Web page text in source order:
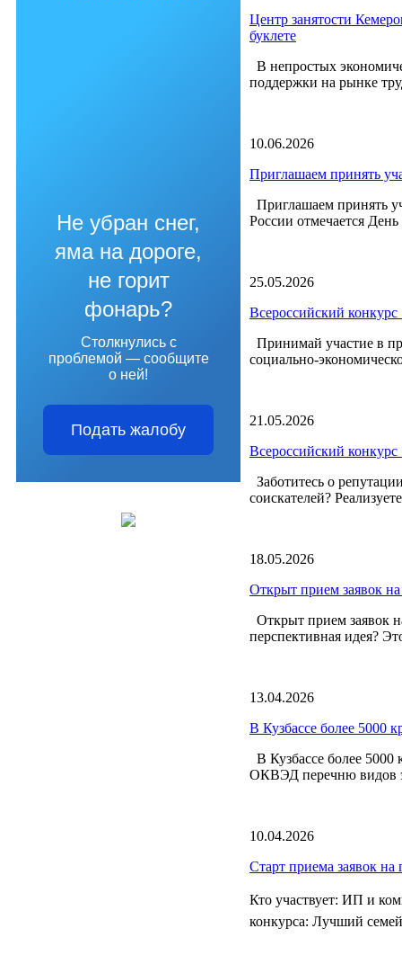
Не убран снег,
яма на дороге,
не горит
фонарь?
Столкнулись с
проблемой — сообщите
о ней!
Подать жалобу
Центр занятости
буклете
В непростых
поддержки на рынке
10.06.2026
Приглашаем принять
Приглашаем принять
России отмечается
25.05.2026
Всероссийский
Принимай участие в
социально-
21.05.2026
Всероссийский
Заботитесь о
соискателей?
18.05.2026
Открыт прием заявок
Открыт прием заявок
перспективная идея?
13.04.2026
В Кузбассе более 5000
В Кузбассе более
ОКВЭД перечню видов
10.04.2026
Старт приема заявок
Кто участвует: ИП и
конкурса: Лучший